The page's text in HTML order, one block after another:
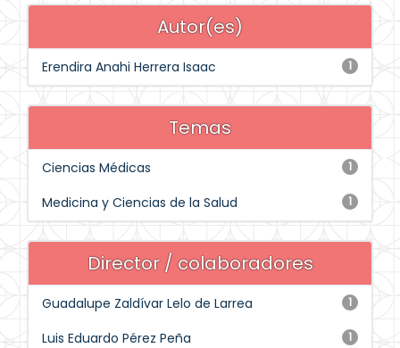
Autor(es)
1
Erendira Anahi Herrera Isaac
Temas
1
Ciencias Médicas
1
Medicina y Ciencias de la Salud
Director / colaboradores
1
Guadalupe Zaldívar Lelo de Larrea
1
Luis Eduardo Pérez Peña